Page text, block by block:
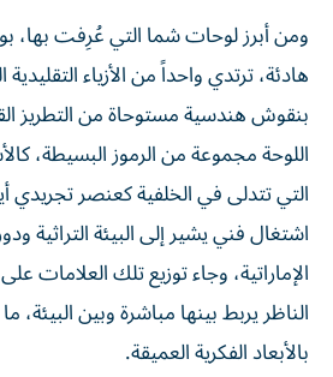
ومن أبرز لوحات شما التي عُرِفت بها،
هادئة، ترتدي واحداً من الأزياء التقليدية
بنقوش هندسية مستوحاة من التطريز
اللوحة مجموعة من الرموز البسيطة،
التي تتدلى في الخلفية كعنصر
اشتغال فني يشير إلى البيئة التراثية
الإماراتية، وجاء توزيع تلك
الناظر يربط بينها مباشرة وبين
بالأبعاد الفكرية العميقة.